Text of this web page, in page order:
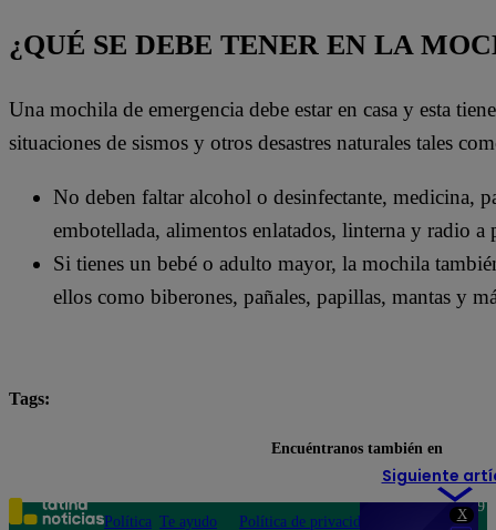
X
¿QUÉ SE DEBE TENER EN LA
Una mochila de emergencia debe estar en casa y esta
situaciones de sismos y otros desastres naturales tales
No deben faltar alcohol o desinfectante, medicina,
embotellada, alimentos enlatados, linterna y radio a
Si tienes un bebé o adulto mayor, la mochila
ellos como biberones, pañales, papillas, mantas y
Tags:
Siguiente
Encuéntranos también en
Política Te ayudo Política de privacidad
Teléfono: 219